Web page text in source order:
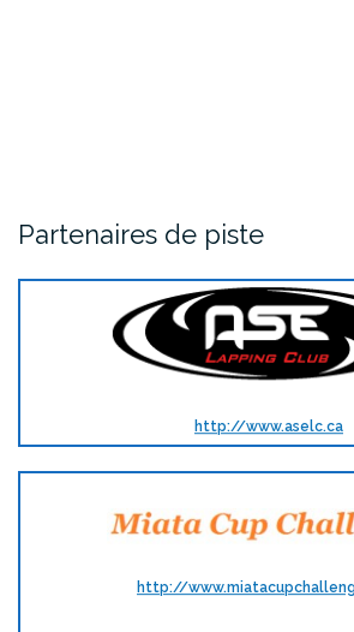
Partenaires de piste
http://www.aselc.ca
http://